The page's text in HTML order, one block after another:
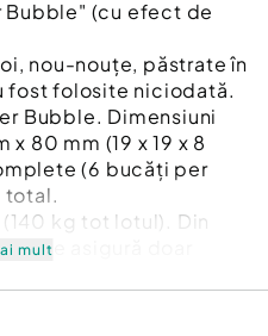
(cu efect de
nou-nouțe, păstrate în
fost folosite niciodată.
Bubble. Dimensiuni
80 mm (19 x 19 x 8
(6 bucăți per
total.
kg tot lotul). Din
se asigură doar
mult